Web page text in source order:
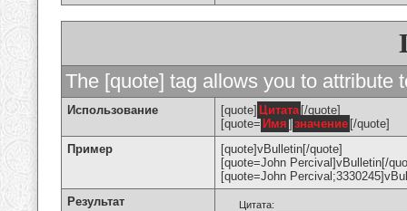
The [quote] tag allows you to attribute
Использование [quote] Цитата [/quote]
[quote= Имя ] значение [/quote]
Пример
[quote]vBulletin[/quote]
[quote=John Percival]vBulletin[/
[quote=John
Результат
Цитата: